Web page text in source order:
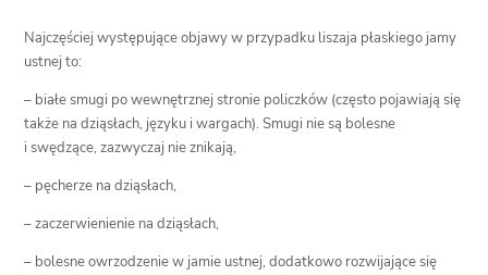
Najczęściej występujące objawy w przypadku liszaja płaskiego jamy
ustnej to:
– białe smugi po wewnętrznej stronie policzków (często pojawiają się
także na dziąsłach, języku i wargach). Smugi nie są bolesne
i swędzące, zazwyczaj nie znikają,
– pęcherze na dziąsłach,
– zaczerwienienie na dziąsłach,
– bolesne owrzodzenie w jamie ustnej, dodatkowo rozwijające się